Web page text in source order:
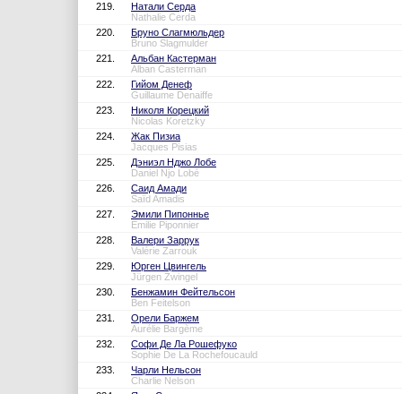
219.
Натали Серда
Nathalie Cerda
220.
Бруно Слагмюльдер
Bruno Slagmulder
221.
Альбан Кастерман
Alban Casterman
222.
Гийом Денеф
Guillaume Denaiffe
223.
Николя Корецкий
Nicolas Koretzky
224.
Жак Пизиа
Jacques Pisias
225.
Дэниэл Нджо Лобе
Daniel Njo Lobé
226.
Саид Амади
Saïd Amadis
227.
Эмили Пипоннье
Emilie Piponnier
228.
Валери Заррук
Valérie Zarrouk
229.
Юрген Цвингель
Jürgen Zwingel
230.
Бенжамин Фейтельсон
Ben Feitelson
231.
Орели Баржем
Aurélie Bargème
232.
Софи Де Ла Рошефуко
Sophie De La Rochefoucauld
233.
Чарли Нельсон
Charlie Nelson